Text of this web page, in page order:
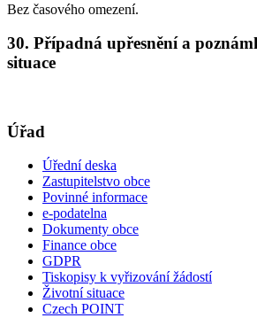
Bez časového omezení.
30. Případná upřesnění a
situace
Úřad
Úřední deska
Zastupitelstvo obce
Povinné informace
e-podatelna
Dokumenty obce
Finance obce
GDPR
Tiskopisy k vyřizování žádostí
Životní situace
Czech POINT